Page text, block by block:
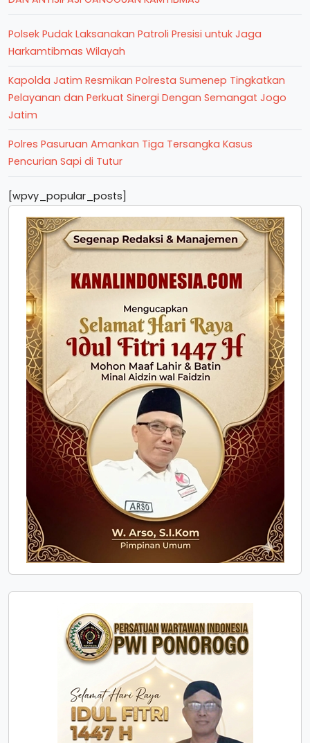
Polsek Pudak Laksanakan Patroli Presisi untuk Jaga
Harkamtibmas Wilayah
Kapolda Jatim Resmikan Polresta Sumenep Tingkatkan
Pelayanan dan Perkuat Sinergi Dengan Semangat Jogo
Jatim
Polres Pasuruan Amankan Tiga Tersangka Kasus
Pencurian Sapi di Tutur
[wpvy_popular_posts]